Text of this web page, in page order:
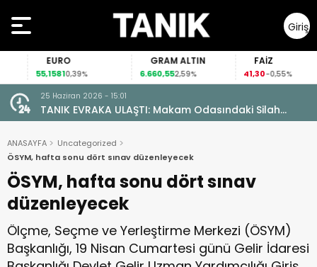
Giriş
Yap
EURO
55,15810,39%
GRAM ALTIN
6.660,552,59%
FAİZ
41,30-0,55%
25 Haziran 2026 - 15:01
TANIK EVRAKA ULAŞTI: Makam Odasındaki Silah
Ruhsatsız Çıktı!
ANASAYFA
Uncategorized
ÖSYM, hafta sonu dört sınav düzenleyecek
ÖSYM, hafta sonu dört sınav
düzenleyecek
Ölçme, Seçme ve Yerleştirme Merkezi (ÖSYM)
Başkanlığı, 19 Nisan Cumartesi günü Gelir İdaresi